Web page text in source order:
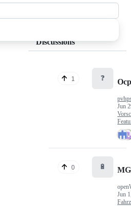
Discussions
1 ❓
Jun
0 🔋
Jun